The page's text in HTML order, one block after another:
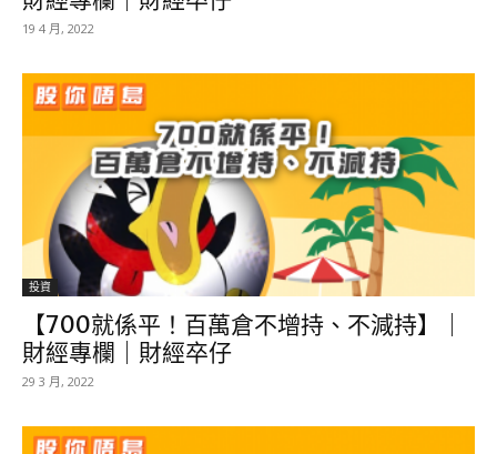
19 4 月, 2022
投資
【700就係平！百萬倉不增持、不減持】｜
財經專欄｜財經卒仔
29 3 月, 2022